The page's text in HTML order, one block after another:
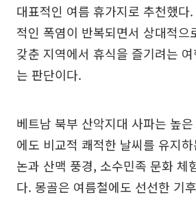
대표적인 여름 휴가지로 추천했다
적인 폭염이 반복되면서 상대적으
갖춘 지역에서 휴식을 즐기려는
는 판단이다.
베트남 북부 산악지대 사파는 높
에도 비교적 쾌적한 날씨를 유지
논과 산맥 풍경, 소수민족 문화 체
다. 몽골은 여름철에도 선선한 기